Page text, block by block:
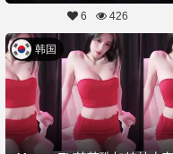
6 426
韩国